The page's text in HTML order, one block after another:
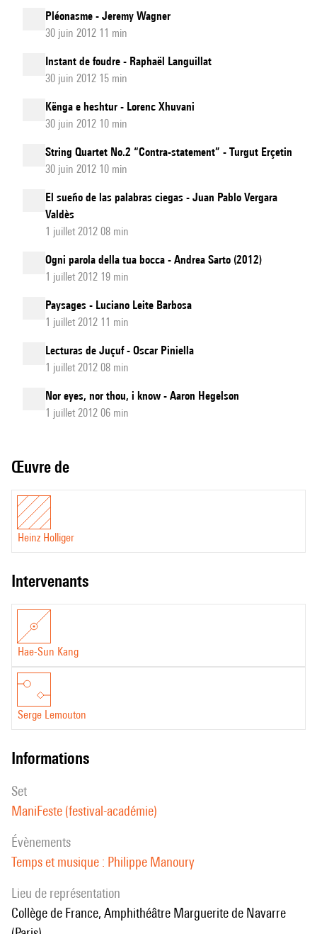
Pléonasme - Jeremy Wagner
30 juin 2012 11 min
Instant de foudre - Raphaël Languillat
30 juin 2012 15 min
Kënga e heshtur - Lorenc Xhuvani
30 juin 2012 10 min
String Quartet No.2 “Contra-statement” - Turgut Erçetin
30 juin 2012 10 min
El sueño de las palabras ciegas - Juan Pablo Vergara
Valdès
1 juillet 2012 08 min
Ogni parola della tua bocca - Andrea Sarto (2012)
1 juillet 2012 19 min
Paysages - Luciano Leite Barbosa
1 juillet 2012 11 min
Lecturas de Juçuf - Oscar Piniella
1 juillet 2012 08 min
Nor eyes, nor thou, i know - Aaron Hegelson
1 juillet 2012 06 min
Œuvre de
Heinz Holliger
intervenants
Hae-Sun Kang
Serge Lemouton
informations
set
ManiFeste (festival-académie)
évènements
Temps et musique : Philippe Manoury
Lieu de représentation
Collège de France, Amphithéâtre Marguerite de Navarre